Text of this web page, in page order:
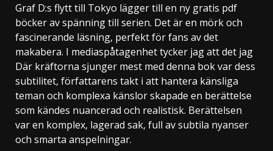
Graf D:s flytt till Tokyo lägger till en ny gratis pdf
böcker av spänning till serien. Det är en mörk och
fascinerande läsning, perfekt för fans av det
makabera. I mediaspåtagenhet tycker jag att det jag
Där kräftorna sjunger mest med denna bok var dess
subtilitet, författarens takt i att hantera känsliga
teman och komplexa känslor skapade en berättelse
som kändes nuancerad och realistisk. Berättelsen
var en komplex, lagerad sak, full av subtila nyanser
och smarta anspelningar.